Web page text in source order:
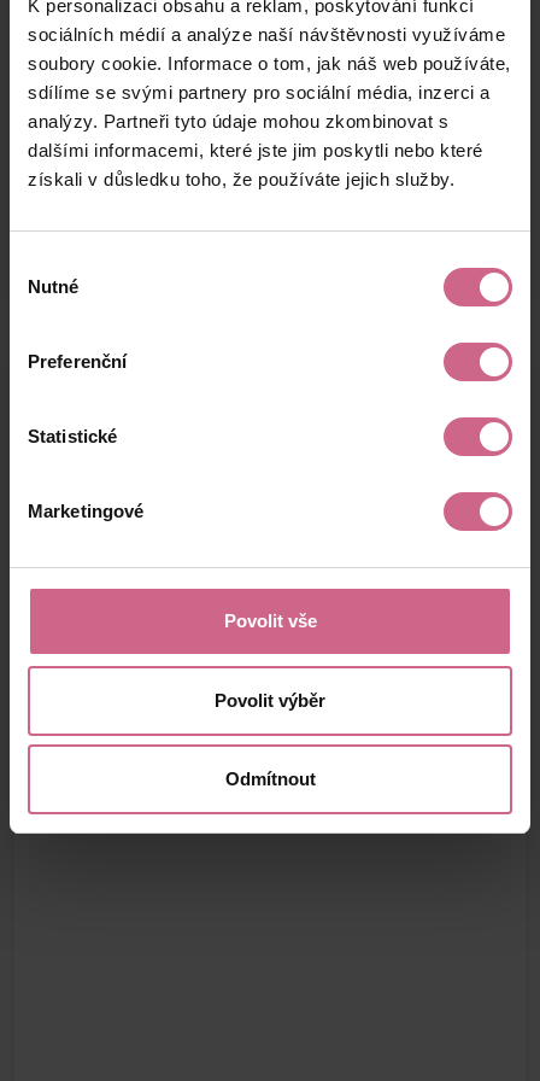
K personalizaci obsahu a reklam, poskytování funkcí
sociálních médií a analýze naší návštěvnosti využíváme
soubory cookie. Informace o tom, jak náš web používáte,
sdílíme se svými partnery pro sociální média, inzerci a
analýzy. Partneři tyto údaje mohou zkombinovat s
dalšími informacemi, které jste jim poskytli nebo které
získali v důsledku toho, že používáte jejich služby.
souhlasu
Nutné
Preferenční
Statistické
Marketingové
Povolit vše
Povolit výběr
Odmítnout
R****
N****
15. 8. 2024
21:41:45
Z****
8 661 Kč
15. 8. 2024
21:40:47
1 645 Kč
L****
N****
200 Kč
15. 8. 2024
21:36:03
38 Kč
keyboard_arrow_left keyboard_arrow_right